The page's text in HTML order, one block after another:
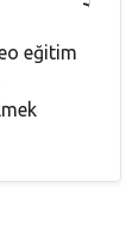
eğitim